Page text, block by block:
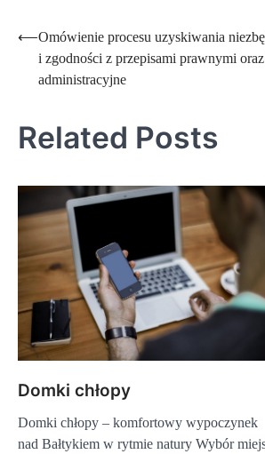
Nawigacja
wpisu
⟵Omówienie procesu uzyskiwania
i zgodności z przepisami prawnymi
administracyjne
Related Posts
Domki chłopy
Domki chłopy – komfortowy wypoczynek
nad Bałtykiem w rytmie natury Wybór